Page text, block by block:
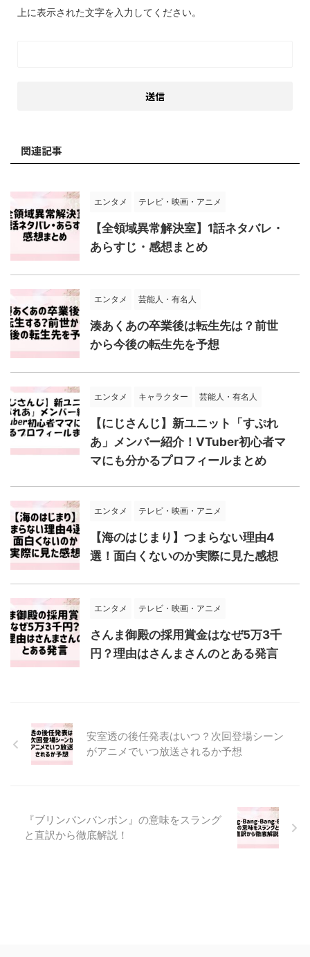
上に表示された文字を入力してください。
関連記事
エンタメ テレビ・映画・アニメ
【全領域異常解決室】1話ネタバレ・
あらすじ・感想まとめ
エンタメ 芸能人・有名人
湊あくあの卒業後は転生先は？前世
から今後の転生先を予想
エンタメ キャラクター 芸能人・有名人
【にじさんじ】新ユニット「すぷれ
あ」メンバー紹介！VTuber初心者マ
マにも分かるプロフィールまとめ
エンタメ テレビ・映画・アニメ
【海のはじまり】つまらない理由4
選！面白くないのか実際に見た感想
エンタメ テレビ・映画・アニメ
さんま御殿の採用賞金はなぜ5万3千
円？理由はさんまさんのとある発言
安室透の後任発表はいつ？次回登場シーン
がアニメでいつ放送されるか予想
『ブリンバンバンボン』の意味をスラング
と直訳から徹底解説！